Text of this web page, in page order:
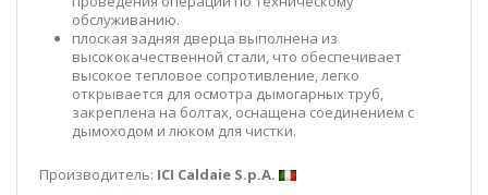
обслуживанию.
плоская задняя дверца выполнена из
высококачественной стали, что обеспечивает
высокое тепловое сопротивление, легко
открывается для осмотра дымогарных труб,
закреплена на болтах, оснащена соединением с
дымоходом и люком для чистки.
Производитель: ICI Caldaie S.p.A.